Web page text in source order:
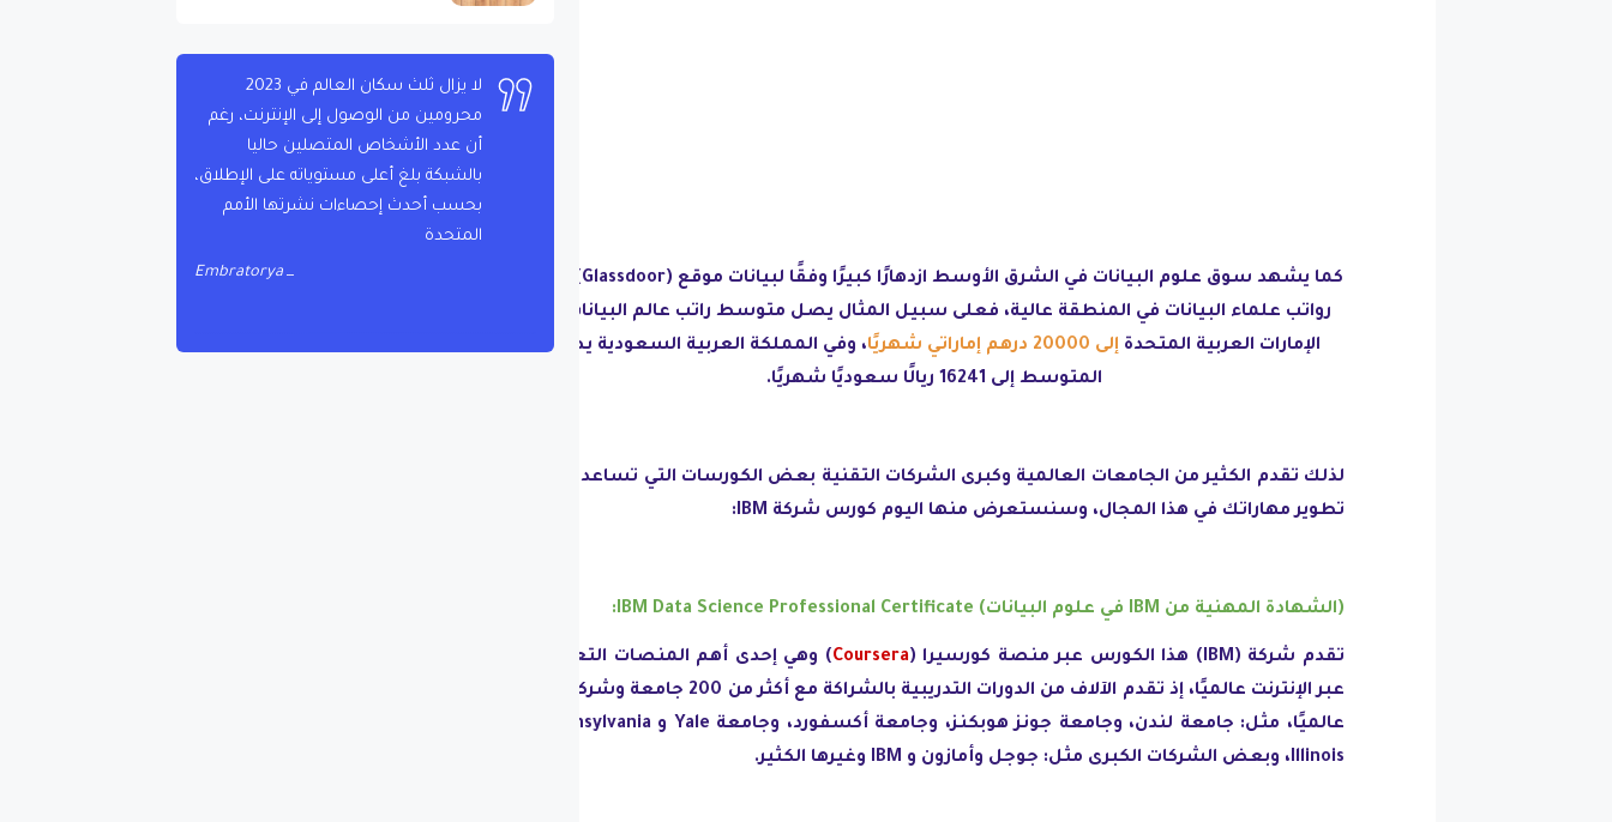
كما يشهد سوق علوم البيانات في الشرق الأوسط ازدهارًا كبيرًا وفقًا لبيانات موقع (Glassdoor)، إذ إن
رواتب علماء البيانات في المنطقة عالية، فعلى سبيل المثال يصل متوسط راتب عالم البيانات في
الإمارات العربية المتحدةإلى 20000 درهم إماراتي شهريًا
، وفي المملكة العربية السعودية يصل
المتوسط إلى 16241 ريالًا سعوديًا شهريًا.
لذلك تقدم الكثير من الجامعات العالمية وكبرى الشركات التقنية بعض الكورسات التي تساعدك على
تطوير مهاراتك في هذا المجال، وسنستعرض منها اليوم كورس شركة IBM:
(الشهادة المهنية من IBM في علوم البيانات) IBM Data Science Professional Certificate:
تقدم شركة (IBM) هذا الكورس عبر منصة كورسيرا ( Coursera) وهي إحدى أهم المنصات التعليمية
عبر الإنترنت عالميًا، إذ تقدم الآلاف من الدورات التدريبية بالشراكة مع أكثر من 200 جامعة وشركة رائدة
Illinois، وبعض الشركات الكبرى مثل: جوجل وأمازون و IBM وغيرها الكثير.
لا يزال ثلث سكان العالم في 2023
محرومين من الوصول إلى الإنترنت، رغم
أن عدد الأشخاص المتصلين حاليا
بالشبكة بلغ أعلى مستوياته على الإطلاق،
بحسب أحدث إحصاءات نشرتها الأمم
المتحدة
Embratorya